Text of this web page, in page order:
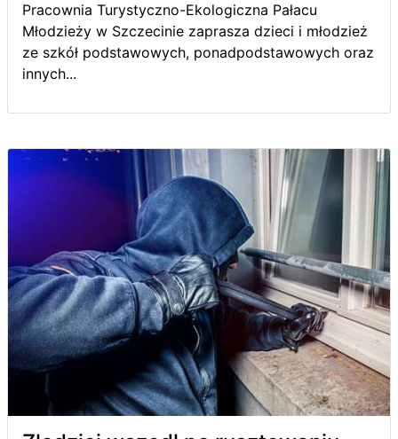
Pracownia Turystyczno-Ekologiczna Pałacu
Młodzieży w Szczecinie zaprasza dzieci i młodzież
ze szkół podstawowych, ponadpodstawowych oraz
innych...